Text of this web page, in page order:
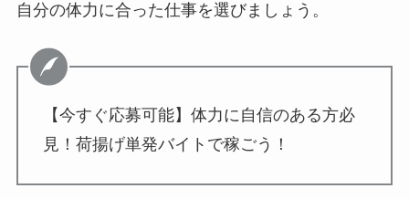
自分の体力に合った仕事を選びましょう。
【今すぐ応募可能】体力に自信のある方必
見！荷揚げ単発バイトで稼ごう！